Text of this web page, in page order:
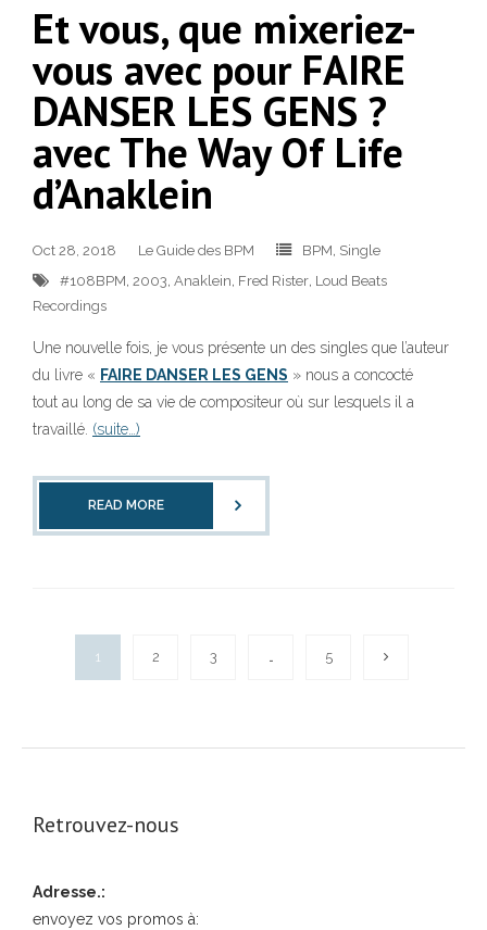
Et vous, que mixeriez-
vous avec pour FAIRE
DANSER LES GENS ?
avec The Way Of Life
d’Anaklein
Oct 28, 2018 Le Guide des BPM BPM, Single
#108BPM, 2003, Anaklein, Fred Rister, Loud Beats
Recordings
Une nouvelle fois, je vous présente un des singles que l’auteur
du livre « FAIRE DANSER LES GENS » nous a concocté
tout au long de sa vie de compositeur où sur lesquels il a
travaillé. (suite…)
READ MORE
1 2 3 … 5
Retrouvez-nous
Adresse.:
envoyez vos promos à: